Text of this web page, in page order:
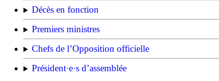
Décès en fonction
Premiers ministres
Chefs de l’Opposition officielle
Président·e·s d’assemblée